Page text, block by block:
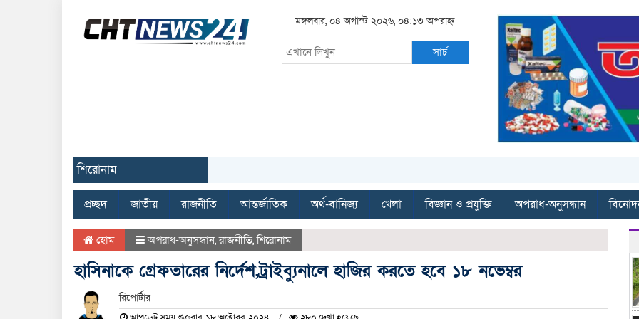
মঙ্গলবার, ০৪ অগাস্ট ২০২৬, ০৪:১৩ অপরাহ্ন
সার্চ
শিরোনাম
প্রচ্ছদ জাতীয় রাজনীতি আন্তর্জাতিক অর্থ-বানিজ্য খেলা বিজ্ঞান ও প্রযুক্তি অপরাধ-অনুসন্ধান
হোম অপরাধ-অনুসন্ধান,রাজনীতি,শিরোনাম
হাসিনাকে গ্রেফতারের নির্দেশ,ট্রাইব্যুনালে হাজির করতে হবে ১৮ নভেম্বর
রিপোর্টার